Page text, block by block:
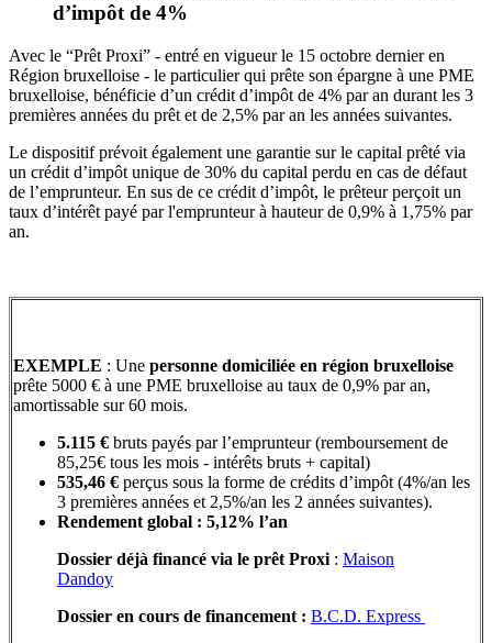
d’impôt de 4%
Avec le “Prêt Proxi” - entré en vigueur le 15 octobre dernier en
Région bruxelloise - le particulier qui prête son épargne à une PME
bruxelloise, bénéficie d’un crédit d’impôt de 4% par an durant les 3
premières années du prêt et de 2,5% par an les années suivantes.
Le dispositif prévoit également une garantie sur le capital prêté via
un crédit d’impôt unique de 30% du capital perdu en cas de défaut
de l’emprunteur. En sus de ce crédit d’impôt, le prêteur perçoit un
taux d’intérêt payé par l'emprunteur à hauteur de 0,9% à 1,75% par
an.
EXEMPLE : Une personne domiciliée en région bruxelloise
prête 5000 € à une PME bruxelloise au taux de 0,9% par an,
amortissable sur 60 mois.
5.115 € bruts payés par l’emprunteur (remboursement de
85,25€ tous les mois - intérêts bruts + capital)
535,46 € perçus sous la forme de crédits d’impôt (4%/an les
3 premières années et 2,5%/an les 2 années suivantes).
Rendement global : 5,12% l’an
Dossier déjà financé via le prêt Proxi : Maison
Dandoy
Dossier en cours de financement : B.C.D. Express